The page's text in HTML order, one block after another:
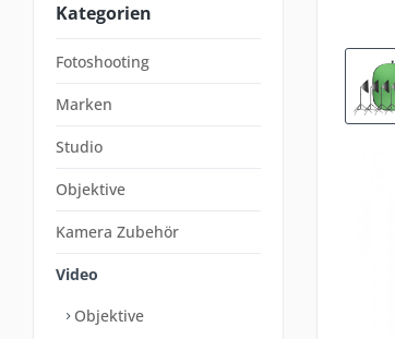
Kategorien
Fotoshooting
Marken
Studio
Objektive
Kamera Zubehör
Video
Objektive